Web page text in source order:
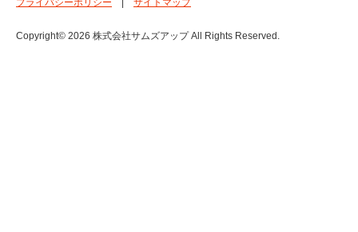
プライバシーポリシー サイトマップ
Copyright© 2026 株式会社サムズアップ All Rights Reserved.